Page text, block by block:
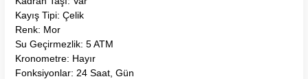
Kayış Tipi: Çelik
Renk: Mor
Su Geçirmezlik: 5 ATM
Kronometre: Hayır
Fonksiyonlar: 24 Saat, Gün